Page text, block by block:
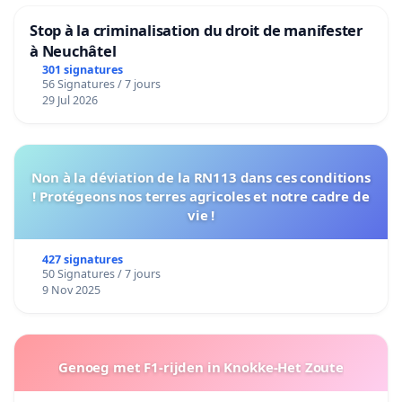
Stop à la criminalisation du droit de manifester
à Neuchâtel
301 signatures
56 Signatures / 7 jours
29 Jul 2026
Non à la déviation de la RN113 dans ces conditions
! Protégeons nos terres agricoles et notre cadre de
vie !
427 signatures
50 Signatures / 7 jours
9 Nov 2025
Genoeg met F1-rijden in Knokke-Het Zoute